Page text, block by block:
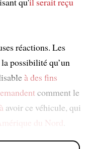
réactions. Les
possibilité qu’un
à des fins
comment le
avoir ce véhicule, qui
du Nord